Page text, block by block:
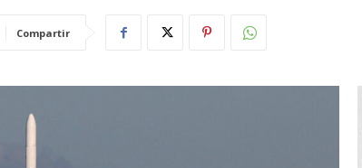
Compartir